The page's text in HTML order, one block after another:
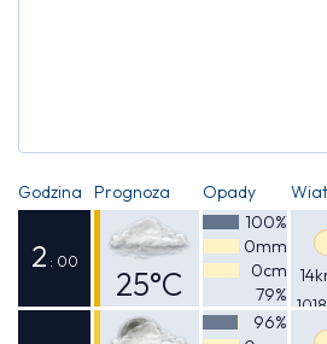
Godzina Prognoza Opady
2 : 00
25°C
Odczuwalna
100%
0mm
0cm
79%
96%